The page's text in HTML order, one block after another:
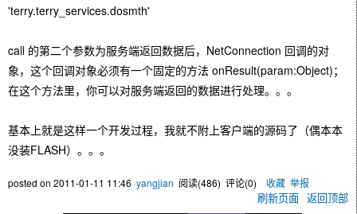
'terry.terry_services.dosmth'
call 的第二个参数为服务端返回数据后，NetConnection 回调的对
象，这个回调对象必须有一个固定的方法 onResult(param:Object)；
在这个方法里，你可以对服务端返回的数据进行处理。。。
基本上就是这样一个开发过程，我就不附上客户端的源码了（偶本本
没装FLASH）。。。
posted on 2011-01-11 11:46 yangjian 阅读(486) 评论(0) 收藏 举报
刷新页面 返回顶部